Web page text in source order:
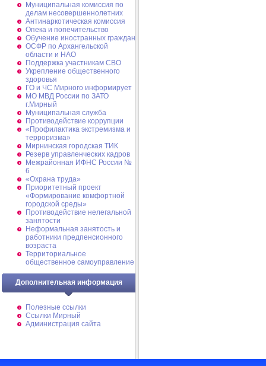
Муниципальная комиссия по
делам несовершеннолетних
Антинаркотическая комиссия
Опека и попечительство
Обучение иностранных граждан
ОСФР по Архангельской
области и НАО
Поддержка участникам СВО
Укрепление общественного
здоровья
ГО и ЧС Мирного информирует
МО МВД России по ЗАТО
г.Мирный
Муниципальная cлужба
Противодействие коррупции
«Профилактика экстремизма и
терроризма»
Мирнинская городская ТИК
Резерв управленческих кадров
Межрайонная ИФНС России №
6
«Охрана труда»
Приоритетный проект
«Формирование комфортной
городской среды»
Противодействие нелегальной
занятости
Неформальная занятость и
работники предпенсионного
возраста
Территориальное
общественное самоуправление
Дополнительная информация
Полезные ссылки
Ссылки Мирный
Администрация сайта